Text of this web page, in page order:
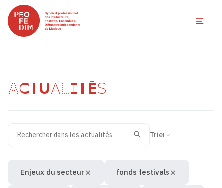
ACTUALITÉS
Recherche
Valider
Enjeux du secteur fonds festivals